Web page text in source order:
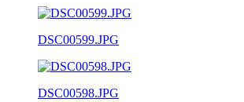
DSC00599.JPG
DSC00598.JPG